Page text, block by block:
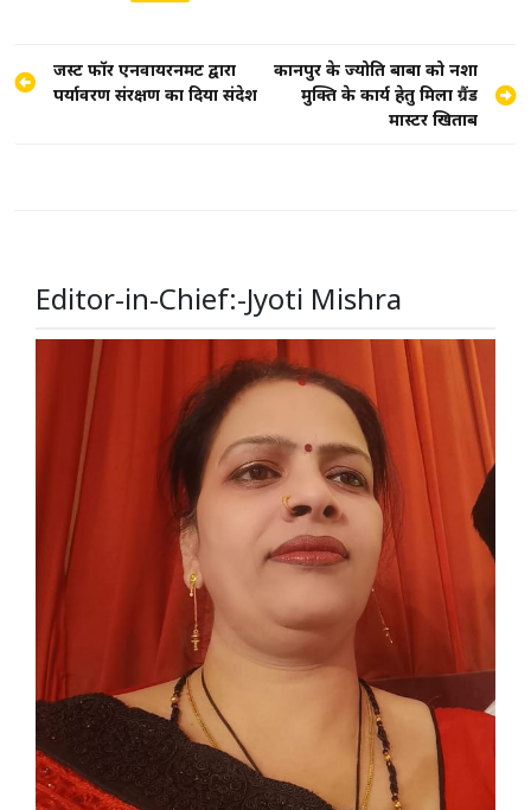
Post
navigation
जस्ट फॉर एनवायरनमेंट द्वारा
पर्यावरण संरक्षण का दिया संदेश
कानपुर के ज्योति बाबा को नशा
मुक्ति के कार्य हेतु मिला ग्रैंड
मास्टर खिताब
Editor-in-Chief:-Jyoti Mishra